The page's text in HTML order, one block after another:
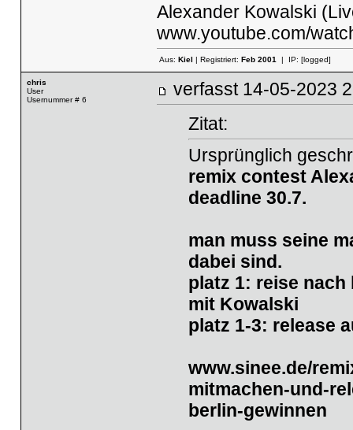
Alexander Kowalski
www.youtube.com/
Aus: Kiel | Registriert: Feb 2001| IP: [logged]
chris
User
Usernummer # 6
verfasst 14-05-
Zitat:
Ursprünglich
remix contest
deadline 30.7.
man muss seine
dabei sind.
platz 1: reise
mit Kowalski
platz 1-3: release
www.sinee.de/
mitmachen-und-
berlin-gewinnen